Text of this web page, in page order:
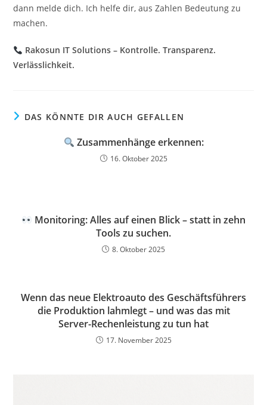
dann melde dich. Ich helfe dir, aus Zahlen Bedeutung zu
machen.
Rakosun IT Solutions – Kontrolle. Transparenz.
Verlässlichkeit.
DAS KÖNNTE DIR AUCH GEFALLEN
Zusammenhänge erkennen:
16. Oktober 2025
Monitoring: Alles auf einen Blick – statt in zehn
Tools zu suchen.
8. Oktober 2025
Wenn das neue Elektroauto des Geschäftsführers
die Produktion lahmlegt – und was das mit
Server-Rechenleistung zu tun hat
17. November 2025